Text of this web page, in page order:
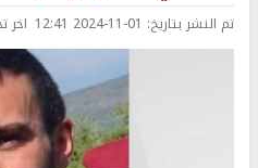
تم النشر بتاريخ: 2024-11-01 12:41 اخر